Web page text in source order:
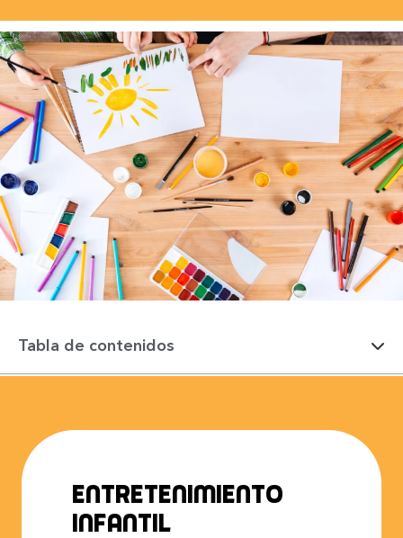
Tabla de contenidos
Entretenimiento
infantil